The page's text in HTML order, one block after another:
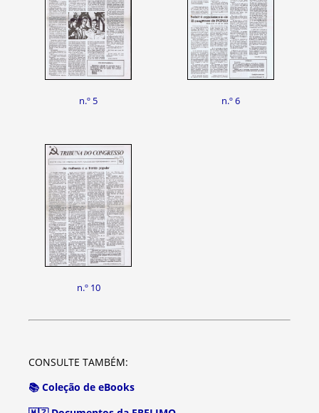
n.º 5 n.º 6
n.º 10
CONSULTE TAMBÉM:
📚 Coleção de eBooks